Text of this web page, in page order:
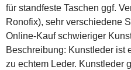
für standfeste Taschen ggf.
Ronofix), sehr verschiedene
Online-Kauf schwieriger
Beschreibung: Kunstleder ist
zu echtem Leder. Kunstleder